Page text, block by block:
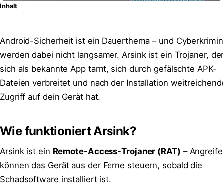
Inhalt
Android-Sicherheit ist ein Dauerthema – und
werden dabei nicht langsamer. Arsink ist ein Trojaner,
sich als bekannte App tarnt, sich durch gefälschte APK-
Dateien verbreitet und nach der Installation
Zugriff auf dein Gerät hat.
Wie funktioniert Arsink?
Arsink ist ein Remote-Access-Trojaner (RAT) –
können das Gerät aus der Ferne steuern, sobald die
Schadsoftware installiert ist.